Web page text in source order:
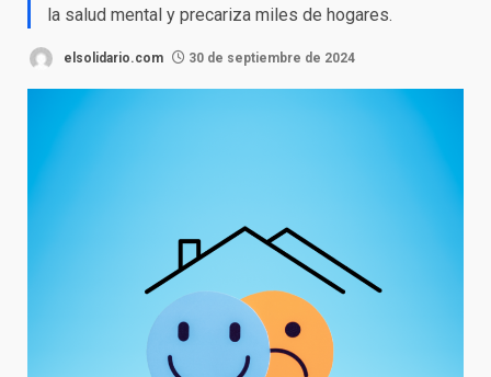
la salud mental y precariza miles de hogares.
elsolidario.com 30 de septiembre de 2024